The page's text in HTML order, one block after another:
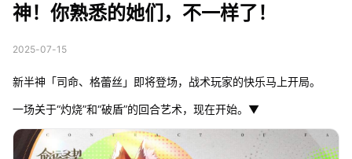
神！你熟悉的她们，不一样了！
2025-07-15
新半神「司命、格蕾丝」即将登场，战术玩家的快乐马上开局。
一场关于“灼烧”和“破盾”的回合艺术，现在开始。▼